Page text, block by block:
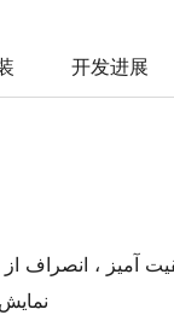
开发进展
آمیز ، انصراف